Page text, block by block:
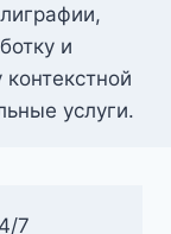
и
услуги.
7